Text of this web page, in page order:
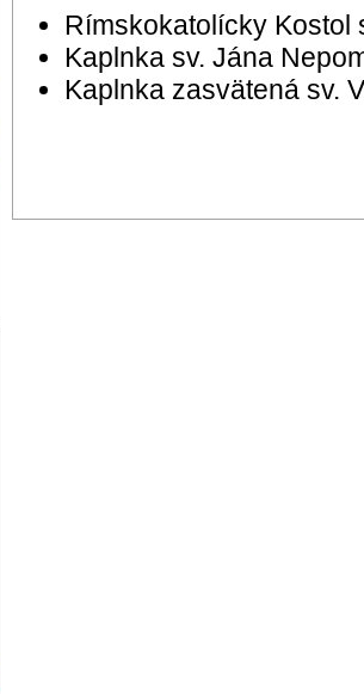
Rímskokatolícky Kostol
Kaplnka sv. Jána
Kaplnka zasvätená sv.